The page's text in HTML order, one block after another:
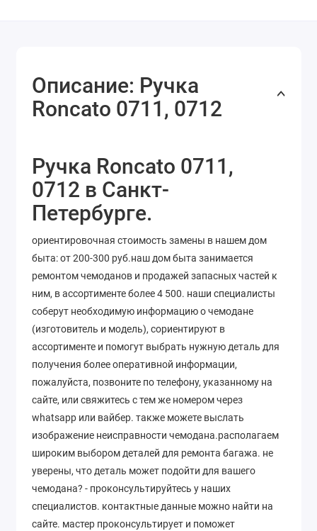
Описание: Ручка
Roncato 0711, 0712
Ручка Roncato 0711,
0712 в Санкт-
Петербурге.
ориентировочная стоимость замены в нашем дом
быта: от 200-300 руб.наш дом быта занимается
ремонтом чемоданов и продажей запасных частей к
ним, в ассортименте более 4 500. наши специалисты
соберут необходимую информацию о чемодане
(изготовитель и модель), сориентируют в
ассортименте и помогут выбрать нужную деталь для
получения более оперативной информации,
пожалуйста, позвоните по телефону, указанному на
сайте, или свяжитесь с тем же номером через
whatsapp или вайбер. также можете выслать
изображение неисправности чемодана.располагаем
широким выбором деталей для ремонта багажа. не
уверены, что деталь может подойти для вашего
чемодана? - проконсультируйтесь у наших
специалистов. контактные данные можно найти на
сайте. мастер проконсультирует и поможет